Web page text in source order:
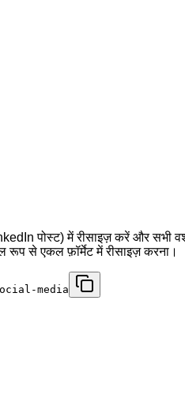
पोस्ट) में रीसाइज़ करें और सभी
रूप से एकल फ़ॉर्मेट में रीसाइज़ करना।
media